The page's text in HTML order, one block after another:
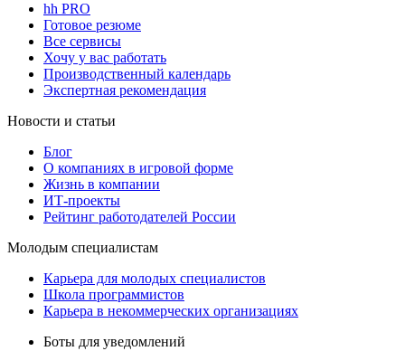
hh PRO
Готовое резюме
Все сервисы
Хочу у вас работать
Производственный календарь
Экспертная рекомендация
Новости и статьи
Блог
О компаниях в игровой форме
Жизнь в компании
ИТ-проекты
Рейтинг работодателей России
Молодым специалистам
Карьера для молодых специалистов
Школа программистов
Карьера в некоммерческих организациях
Боты для уведомлений